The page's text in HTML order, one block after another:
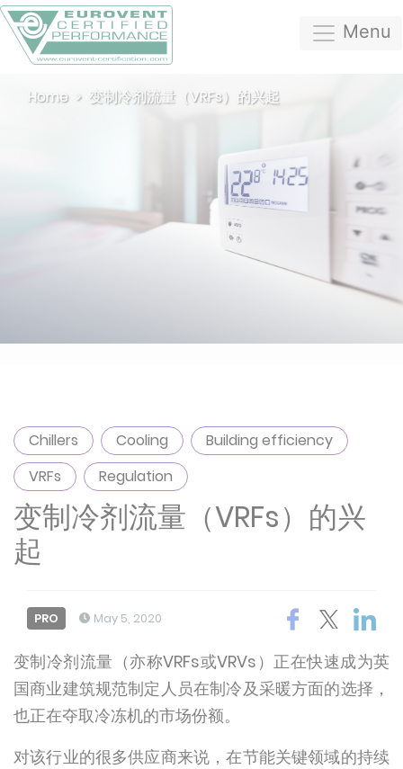
Menu
Home 变制冷剂流量（VRFs）的兴起
Chillers Cooling
Building efficiency
VRFs
Regulation
变制冷剂流量（VRFs）的兴
起
PRO May 5, 2020
变制冷剂流量（亦称VRFs或VRVs）正在快速成为英
国商业建筑规范制定人员在制冷及采暖方面的选择，
也正在夺取冷冻机的市场份额。
对该行业的很多供应商来说，在节能关键领域的持续